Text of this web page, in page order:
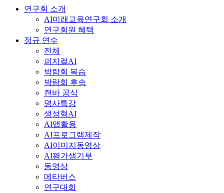
연구회 소개
AI미래교육연구회 소개
연구회원 혜택
정규 연수
전체
피지컬AI
박람회 복습
박람회 후속
캔바 공식
명사특강
생성형AI
AI앱활용
AI프로그램제작
AI이미지동영상
AI평가생기부
동영상
메타버스
연구대회